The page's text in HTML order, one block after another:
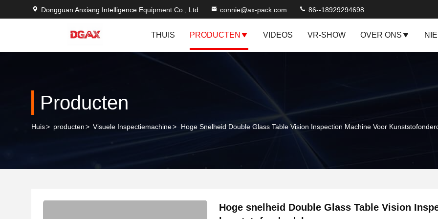
Dongguan Anxiang Intelligence Equipment Co., Ltd connie@ax-pack.com 86--18929294698
THUIS PRODUCTEN VIDEOS VR-SHOW OVER ONS
Producten
Huis> producten> Visuele Inspectiemachine> Hoge Snelheid Double Glass Table Vision Inspection Machine Voor
Hoge snelheid Double Glass Table Vision